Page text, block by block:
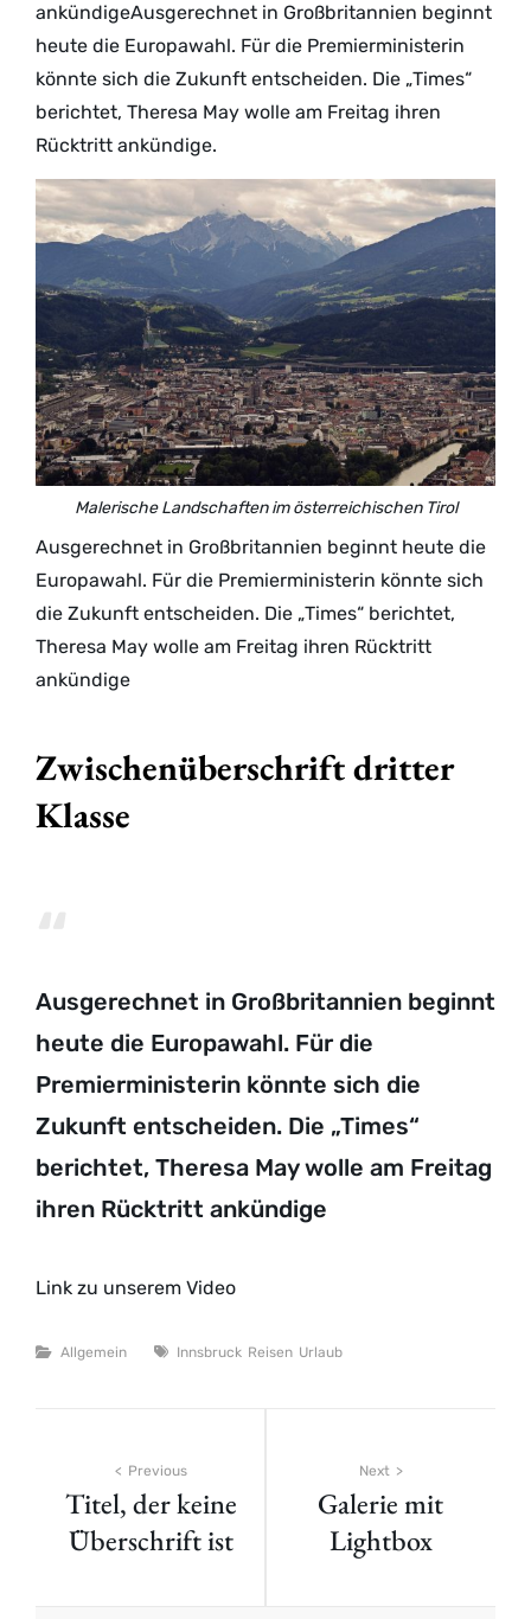
ankündigeAusgerechnet in Großbritannien beginnt
heute die Europawahl. Für die Premierministerin
könnte sich die Zukunft entscheiden. Die „Times“
berichtet, Theresa May wolle am Freitag ihren
Rücktritt ankündige.
Malerische Landschaften im österreichischen Tirol
Ausgerechnet in Großbritannien beginnt heute die
Europawahl. Für die Premierministerin könnte sich
die Zukunft entscheiden. Die „Times“ berichtet,
Theresa May wolle am Freitag ihren Rücktritt
ankündige
Zwischenüberschrift dritter
Klasse
Ausgerechnet in Großbritannien beginnt
heute die Europawahl. Für die
Premierministerin könnte sich die
Zukunft entscheiden. Die „Times“
berichtet, Theresa May wolle am Freitag
ihren Rücktritt ankündige
Link zu unserem Video
Categories
Allgemein Tags
Innsbruck Reisen Urlaub
Beitragsnavigation
Previous
Titel, der keine
Überschrift ist
Next
Galerie mit
Lightbox